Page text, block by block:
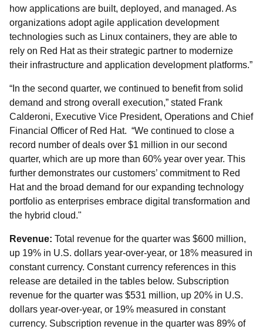
how applications are built, deployed, and managed. As
organizations adopt agile application development
technologies such as Linux containers, they are able to
rely on Red Hat as their strategic partner to modernize
their infrastructure and application development platforms.”
“In the second quarter, we continued to benefit from solid
demand and strong overall execution,” stated Frank
Calderoni, Executive Vice President, Operations and Chief
Financial Officer of Red Hat. “We continued to close a
record number of deals over $1 million in our second
quarter, which are up more than 60% year over year. This
further demonstrates our customers’ commitment to Red
Hat and the broad demand for our expanding technology
portfolio as enterprises embrace digital transformation and
the hybrid cloud."
Revenue: Total revenue for the quarter was $600 million,
up 19% in U.S. dollars year-over-year, or 18% measured in
constant currency. Constant currency references in this
release are detailed in the tables below. Subscription
revenue for the quarter was $531 million, up 20% in U.S.
dollars year-over-year, or 19% measured in constant
currency. Subscription revenue in the quarter was 89% of